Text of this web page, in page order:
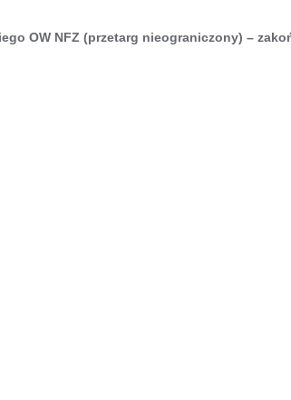
OW NFZ (przetarg nieograniczony) –